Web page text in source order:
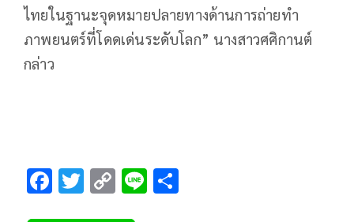
ไทยในฐานะจุดหมายปลายทางด้านการถ่ายทำ
ภาพยนตร์ที่โดดเด่นระดับโลก” นางสาวศศิกานต์
กล่าว
F T C Li